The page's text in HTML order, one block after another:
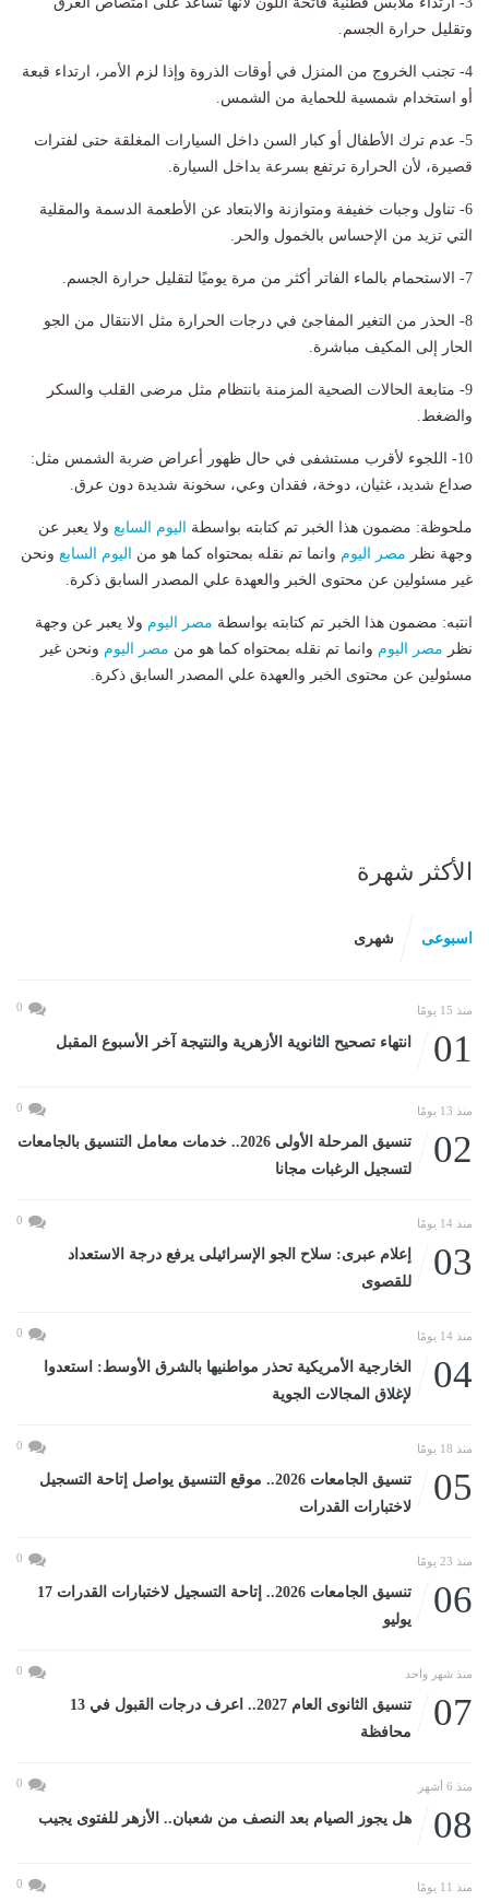
وتقليل حرارة الجسم.
4- تجنب الخروج من المنزل في أوقات الذروة وإذا لزم الأمر، ارتداء قبعة
أو استخدام شمسية للحماية من الشمس.
5- عدم ترك الأطفال أو كبار السن داخل السيارات المغلقة حتى لفترات
قصيرة، لأن الحرارة ترتفع بسرعة بداخل السيارة.
6- تناول وجبات خفيفة ومتوازنة والابتعاد عن الأطعمة الدسمة والمقلية
التي تزيد من الإحساس بالخمول والحر.
7- الاستحمام بالماء الفاتر أكثر من مرة يوميًا لتقليل حرارة الجسم.
8- الحذر من التغير المفاجئ في درجات الحرارة مثل الانتقال من الجو
الحار إلى المكيف مباشرة.
9- متابعة الحالات الصحية المزمنة بانتظام مثل مرضى القلب والسكر
والضغط.
10- اللجوء لأقرب مستشفى في حال ظهور أعراض ضربة الشمس مثل:
صداع شديد، غثيان، دوخة، فقدان وعي، سخونة شديدة دون عرق.
ملحوظة: مضمون هذا الخبر تم كتابته بواسطة اليوم السابع ولا يعبر عن
وجهة نظر مصر اليوم وانما تم نقله بمحتواه كما هو من اليوم السابع ونحن
غير مسئولين عن محتوى الخبر والعهدة علي المصدر السابق ذكرة.
انتبه: مضمون هذا الخبر تم كتابته بواسطة مصر اليوم ولا يعبر عن وجهة
نظر مصر اليوم وانما تم نقله بمحتواه كما هو من مصر اليوم ونحن غير
مسئولين عن محتوى الخبر والعهدة علي المصدر السابق ذكرة.
الأكثر شهرة
اسبوعى شهرى
منذ 15 يومًا 0
01 انتهاء تصحيح الثانوية الأزهرية والنتيجة آخر الأسبوع المقبل
منذ 13 يومًا 0
02
تنسيق المرحلة الأولى 2026.. خدمات معامل التنسيق بالجامعات
لتسجيل الرغبات مجانا
منذ 14 يومًا 0
03
إعلام عبرى: سلاح الجو الإسرائيلى يرفع درجة الاستعداد
للقصوى
منذ 14 يومًا 0
04
الخارجية الأمريكية تحذر مواطنيها بالشرق الأوسط: استعدوا
لإغلاق المجالات الجوية
منذ 18 يومًا 0
05
تنسيق الجامعات 2026.. موقع التنسيق يواصل إتاحة التسجيل
لاختبارات القدرات
منذ 23 يومًا 0
06
تنسيق الجامعات 2026.. إتاحة التسجيل لاختبارات القدرات 17
يوليو
منذ شهر واحد 0
07
تنسيق الثانوى العام 2027.. اعرف درجات القبول في 13
محافظة
منذ 6 أشهر 0
08 هل يجوز الصيام بعد النصف من شعبان.. الأزهر للفتوى يجيب
منذ 11 يومًا 0